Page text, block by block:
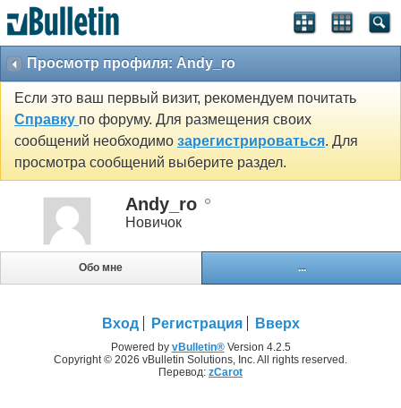
Просмотр профиля: Andy_ro
Если это ваш первый визит, рекомендуем почитать
Справку по форуму. Для размещения своих
сообщений необходимо зарегистрироваться. Для
просмотра сообщений выберите раздел.
Andy_ro
Новичок
Обо мне ...
Вход Регистрация Вверх
Powered by vBulletin®Version 4.2.5
Copyright © 2026 vBulletin Solutions, Inc. All rights reserved.
Перевод: zCarot